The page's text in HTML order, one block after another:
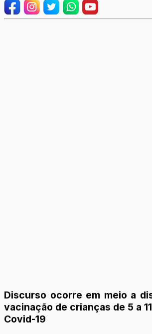
Discurso ocorre em meio a
vacinação de crianças de 5 a
Covid-19